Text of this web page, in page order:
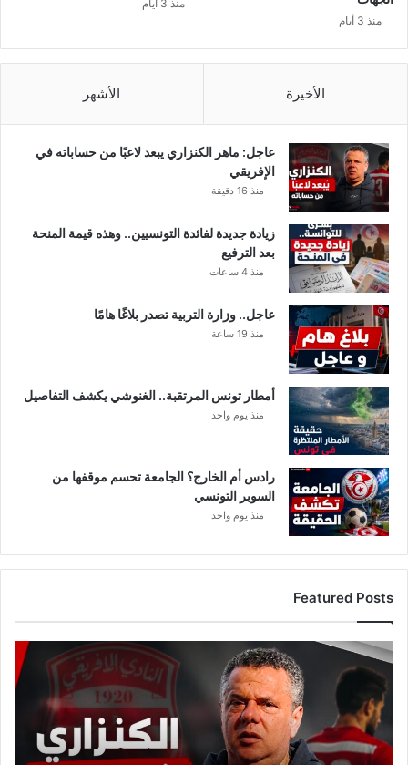
منذ 3 أيام
منذ 3 أيام
الأخيرة الأشهر
عاجل: ماهر الكنزاري يبعد لاعبًا من حساباته في
الإفريقي
منذ 16 دقيقة
زيادة جديدة لفائدة التونسيين.. وهذه قيمة المنحة
بعد الترفيع
منذ 4 ساعات
عاجل.. وزارة التربية تصدر بلاغًا هامًا
منذ 19 ساعة
أمطار تونس المرتقبة.. الغنوشي يكشف التفاصيل
منذ يوم واحد
رادس أم الخارج؟ الجامعة تحسم موقفها من
السوبر التونسي
منذ يوم واحد
Featured Posts
عاجل:
ماهر
الكنزاري
يبعد
لاعبًا
من